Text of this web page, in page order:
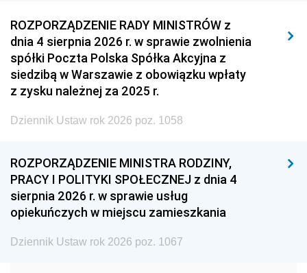
2011 2010 2009
2008 2007 2006
2005 2004 2003
2002 2001
1999 1998
1993 1992 1991
1990 1989
1987 1986 1985
1984 1983
ROZPORZĄDZENIE RADY MINISTRÓW z
dnia 4 sierpnia 2026 r. w sprawie zwolnienia
spółki Poczta Polska Spółka Akcyjna z
siedzibą w Warszawie z obowiązku wpłaty
z zysku należnej za 2025 r.
Dziennik Ustaw rok 2026 poz. 1058
ROZPORZĄDZENIE MINISTRA RODZINY,
PRACY I POLITYKI SPOŁECZNEJ z dnia 4
sierpnia 2026 r. w sprawie usług
opiekuńczych w miejscu zamieszkania
Dziennik Ustaw rok 2026 poz. 1067